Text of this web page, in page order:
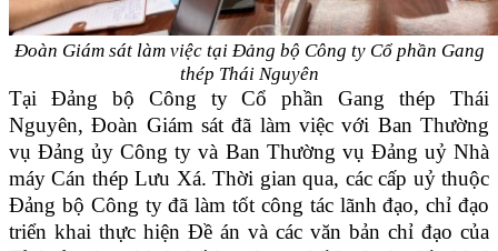
Đoàn Giám sát làm việc tại Đảng bộ Công ty Cổ phần Gang
thép Thái Nguyên
Tại Đảng bộ Công ty Cổ phần Gang thép Thái
Nguyên, Đoàn Giám sát đã làm việc với Ban Thường
vụ Đảng ủy Công ty và Ban Thường vụ Đảng uỷ Nhà
máy Cán thép Lưu Xá. Thời gian qua, các cấp uỷ thuộc
Đảng bộ Công ty đã làm tốt công tác lãnh đạo, chỉ đạo
triển khai thực hiện Đề án và các văn bản chỉ đạo của